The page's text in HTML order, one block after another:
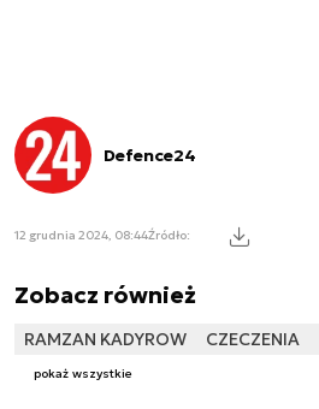
Defence24
12 grudnia 2024, 08:44Źródło:
Zobacz również
RAMZAN KADYROW CZECZENIA
pokaż wszystkie